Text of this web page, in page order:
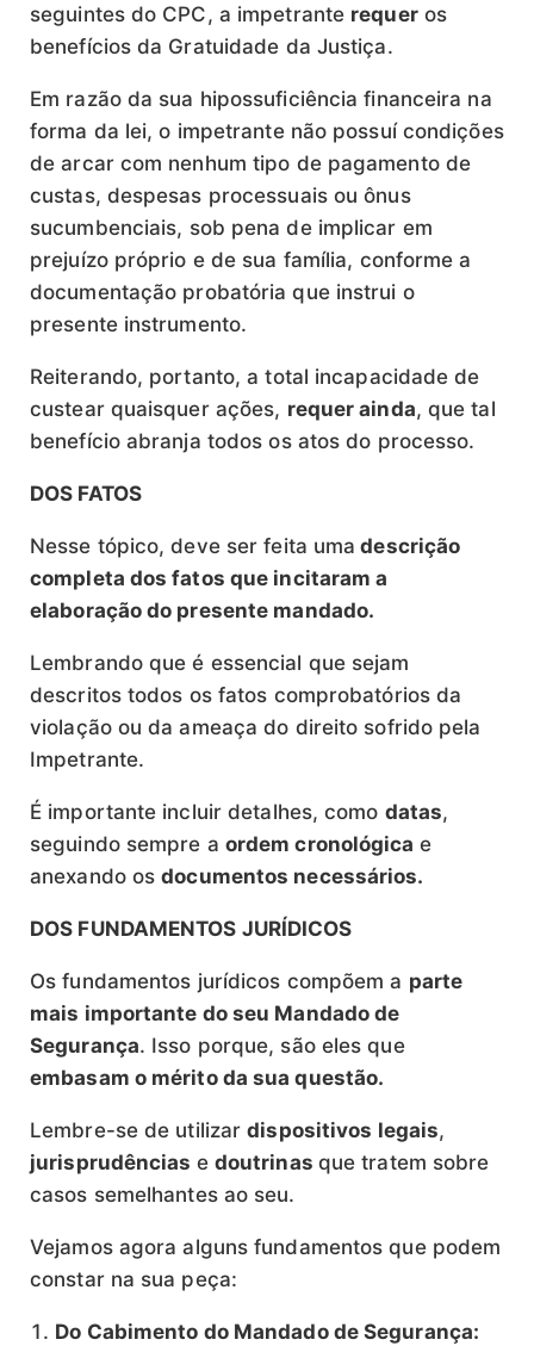
seguintes do CPC, a impetrante requeros
benefícios da Gratuidade da Justiça.
Em razão da sua hipossuficiência financeira na
forma da lei, o impetrante não possuí condições
de arcar com nenhum tipo de pagamento de
custas, despesas processuais ou ônus
sucumbenciais, sob pena de implicar em
prejuízo próprio e de sua família, conforme a
documentação probatória que instrui o
presente instrumento.
Reiterando, portanto, a total incapacidade de
custear quaisquer ações, requer ainda, que tal
benefício abranja todos os atos do processo.
DOS FATOS
Nesse tópico, deve ser feita uma descrição
completa dos fatos que incitaram a
elaboração do presente mandado.
Lembrando que é essencial que sejam
descritos todos os fatos comprobatórios da
violação ou da ameaça do direito sofrido pela
Impetrante.
É importante incluir detalhes, como datas,
seguindo sempre a ordem cronológica e
anexando osdocumentos necessários.
DOS FUNDAMENTOS JURÍDICOS
Os fundamentos jurídicos compõem a parte
mais importante do seu Mandado de
Segurança. Isso porque, são eles que
embasam o mérito da sua questão.
Lembre-se de utilizardispositivos legais,
jurisprudências e doutrinas que tratem sobre
casos semelhantes ao seu.
Vejamos agora alguns fundamentos que podem
constar na sua peça:
Do Cabimento do Mandado de Segurança: